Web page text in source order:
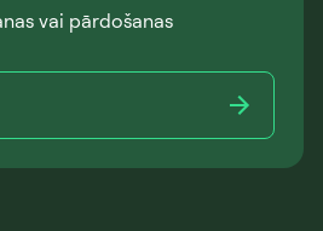
vai pārdošanas